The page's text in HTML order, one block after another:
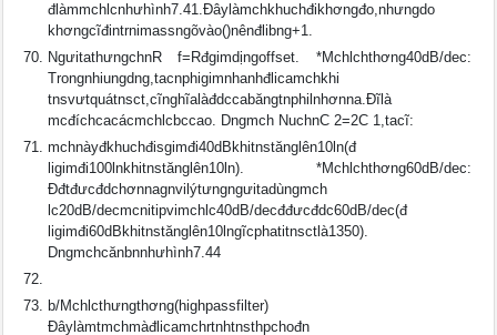
đlàmmchlcnhưhình7.41.Ðâylàmchkhuchđikhơngđo,nhưngdo
khơngcĩđintrnimassngõvào()nênđlibng+1.
NgưitathưngchnR f=Rđgimdịngoffset. *Mchlchthơng40dB/dec:
Trongnhiungdng,tacnphigimnhanhđlicamchkhi
tnsvưtquátnsct,cĩnghĩalàđdccabăngtnphilnhơnna.Ðĩlà
mcđíchcacácmchlcbccao. Dngmch NuchnC 2=2C 1,tacĩ:
mchnàyđkhuchđisgimđi40dBkhitnstănglên10ln(đ
ligimđi100lnkhitnstănglên10ln). *Mchlchthơng60dB/dec:
Ðđtđưcđdchơnnagnvilýtưngngưitadùngmch
lc20dB/decmcnitipvimchlc40dB/decđđưcđdc60dB/dec(đ
ligimđi60dBkhitnstănglên10lngĩcphatitnsctlà1350).
Dngmchcănbnnhưhình7.44
b/Mchlcthưngthơng(highpassfilter)
Ðâylàmtmchmàđlicamchrtnhtnsthpchođn